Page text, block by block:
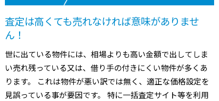
査定は高くても売れなければ意味がありませ
ん！
世に出ている物件には、相場よりも高い金額で出してしま
い売れ残っている又は、借り手の付きにくい物件が多くあ
ります。 これは物件が悪い訳では無く、適正な価格設定を
見誤っている事が要因です。 特に一括査定サイト等を利用